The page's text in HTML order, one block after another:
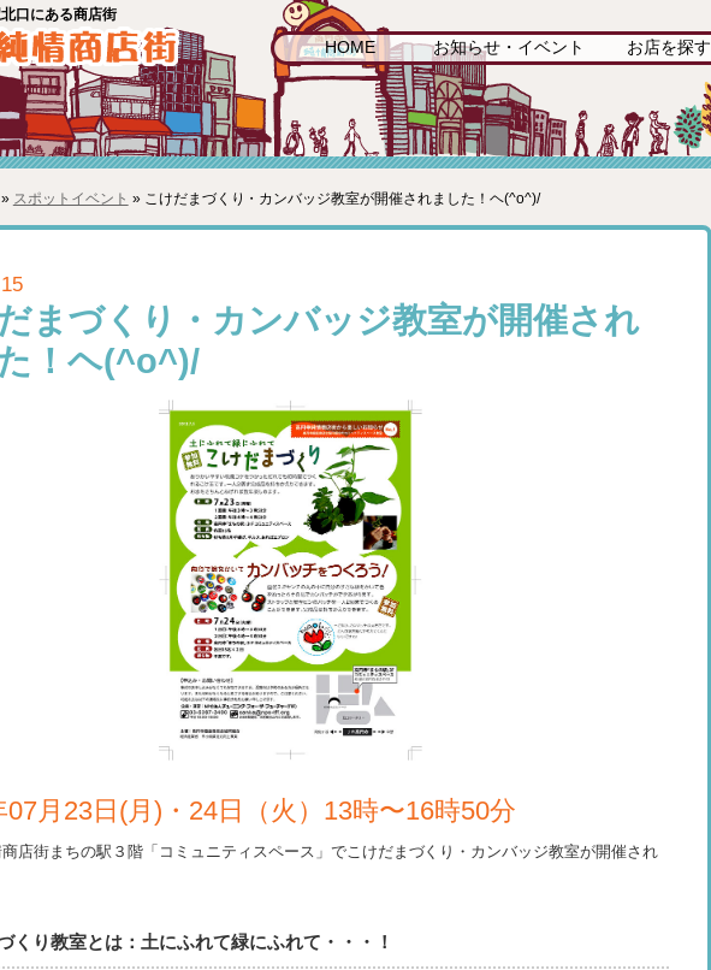
口にある商店街
HOME お知らせ・イベント お店を探す
» スポットイベント » こけだまづくり・カンバッジ教室が開催されました！ヘ(^o^)/
まづくり・カンバッジ教室が開催され
！ヘ(^o^)/
07月23日(月)・24日（火）13時〜16時50分
店街まちの駅３階「コミュニティスペース」でこけだまづくり・カンバッジ教室が開催され
くり教室とは：土にふれて緑にふれて・・・！